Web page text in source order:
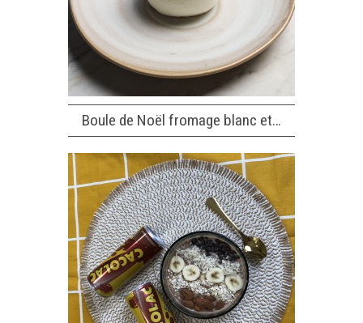
Boule de Noël fromage blanc et…